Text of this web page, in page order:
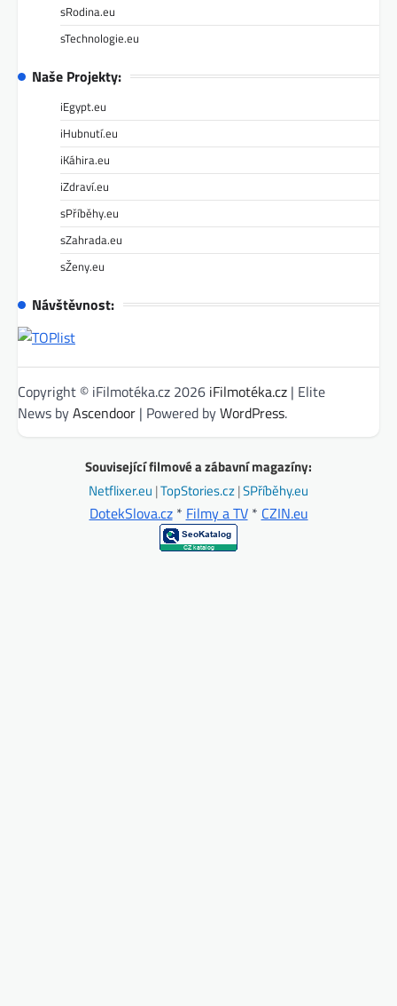
sRodina.eu
sTechnologie.eu
Naše Projekty:
iEgypt.eu
iHubnutí.eu
iKáhira.eu
iZdraví.eu
sPříběhy.eu
sZahrada.eu
sŽeny.eu
Návštěvnost:
Copyright © iFilmotéka.cz 2026 iFilmotéka.cz | Elite
News byAscendoor | Powered byWordPress.
Související filmové a zábavní magazíny:
Netflixer.eu |TopStories.cz|SPříběhy.eu
DotekSlova.cz* Filmy a TV* CZIN.eu